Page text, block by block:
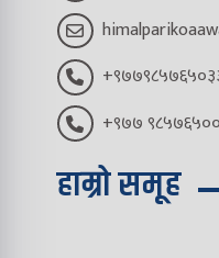
+९७७
हाम्रो समूह